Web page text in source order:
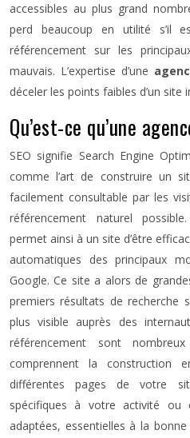
accessibles au plus grand
perd beaucoup en utilité s’il
référencement sur les
mauvais. L’expertise d’une
déceler les points faibles d’un site
Qu’est-ce qu’une
SEO signifie Search Engine
comme l’art de construire un
facilement consultable par les
référencement naturel
permet ainsi à un site d’être
automatiques des principaux
Google. Ce site a alors de
premiers résultats de recherche
plus visible auprès des
référencement sont
comprennent la construction
différentes pages de votre
spécifiques à votre activité ou
adaptées, essentielles à la